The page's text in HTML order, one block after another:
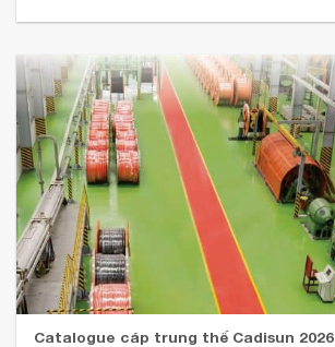
Catalogue cáp trung thế Cadisun 2026